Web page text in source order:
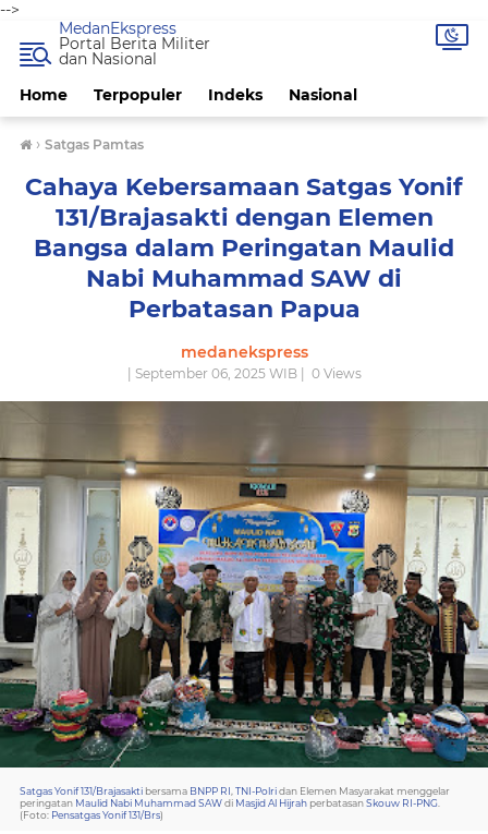
-->
Home Terpopuler Indeks Nasional
MedanEkspress
Portal Berita Militer
dan Nasional
› Satgas Pamtas
Cahaya Kebersamaan Satgas Yonif
131/Brajasakti dengan Elemen
Bangsa dalam Peringatan Maulid
Nabi Muhammad SAW di
Perbatasan Papua
medanekspress
| September 06, 2025 WIB | 0Views
Satgas Yonif 131/Brajasakti bersama BNPP RI TNI-Polridan Elemen Masyarakat menggelar
peringatan Maulid Nabi Muhammad SAWdi Masjid Al Hijrah perbatasanSkouw RI-PNG
(Foto: Pensatgas Yonif 131/Brs)